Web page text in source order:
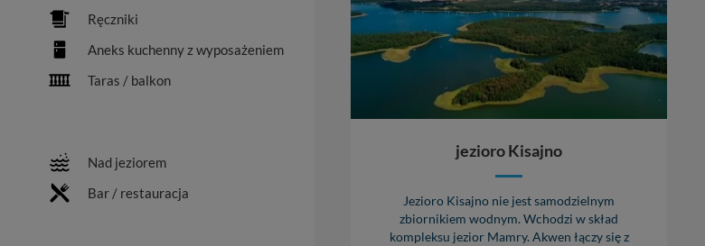
Ręczniki
Aneks kuchenny z wyposażeniem
Taras / balkon
Nad jeziorem
Bar / restauracja
jezioro Kisajno
Jezioro Kisajno nie jest samodzielnym
zbiornikiem wodnym. Wchodzi w skład
kompleksu jezior Mamry. Akwen łączy się z